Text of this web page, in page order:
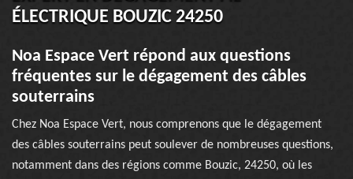
ÉLECTRIQUE BOUZIC 24250
Noa Espace Vert répond aux questions
fréquentes sur le dégagement des câbles
souterrains
Chez Noa Espace Vert, nous comprenons que le dégagement
des câbles souterrains peut soulever de nombreuses questions,
notamment dans des régions comme Bouzic, 24250, où les